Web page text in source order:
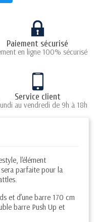
Paiement sécurisé
en ligne 100% sécurisé
Service client
au vendredi de 9h à 18h
l'élément
parfaite pour la
et d’une barre 170 cm
barre Push Up et